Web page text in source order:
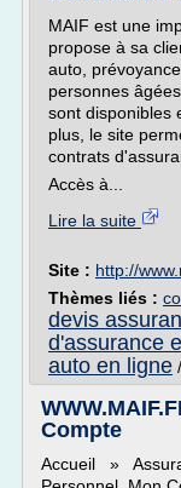
MAIF est une
propose à sa
auto,
personnes
sont disponibles
plus, le site
contrats
Accès à...
Lire la suite
Site : http://
Thèmes liés :
devis
d'assurance
auto en ligne /
Compte
Accueil »